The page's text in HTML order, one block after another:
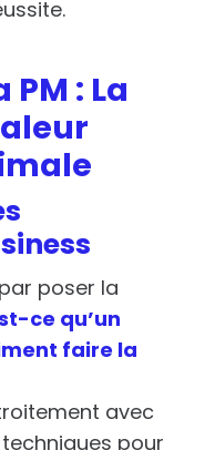
: La
poser la
ce qu’un
faire la
avec
pour